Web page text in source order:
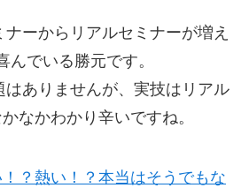
ーからリアルセミナーが増え
んでいる勝元です。
はありませんが、実技はリアル
なかわかり辛いですね。
？熱い！？本当はそうでもな